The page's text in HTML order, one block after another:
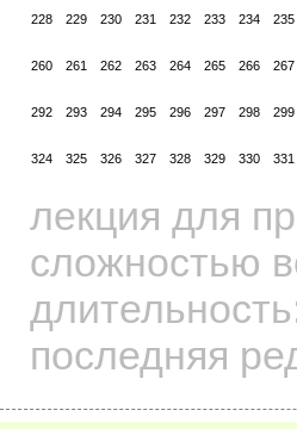
228 229 230 231 232 233 234 235
260 261 262 263 264 265 266 267
292 293 294 295 296 297 298 299
324 325 326 327 328 329 330 331
лекция для
сложностью
последняя